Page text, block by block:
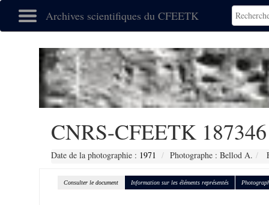
Archives scientifiques du CFEETK
CNRS-CFEETK 187346
Date de la photographie : 1971 Photographe : Bellod A.
Consulter le document Information sur les éléments représentés